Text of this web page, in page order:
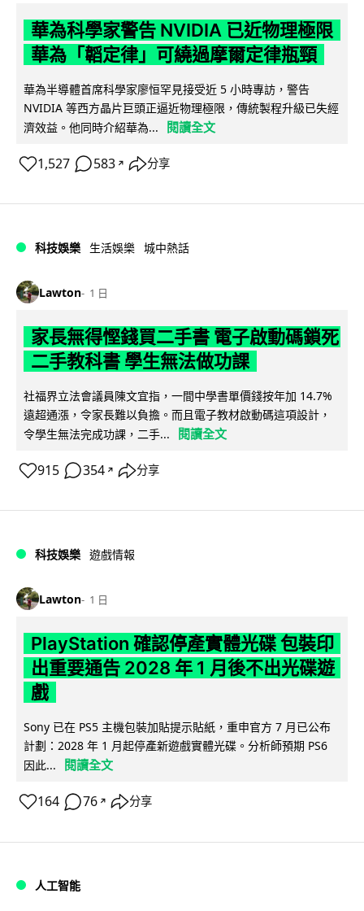
華為科學家警告 NVIDIA 已近物理極限
華為「韜定律」可繞過摩爾定律瓶頸
華為半導體首席科學家廖恒罕見接受近 5 小時專訪，警告
NVIDIA 等西方晶片巨頭正逼近物理極限，傳統製程升級已失經
濟效益。他同時介紹華為...
閱讀全文
1,527 583 ↗ 分享
科技娛樂 生活娛樂 城中熱話
Lawton 1 日
家長無得慳錢買二手書 電子啟動碼鎖死
二手教科書 學生無法做功課
社福界立法會議員陳文宜指，一間中學書單價錢按年加 14.7%
遠超通漲，令家長難以負擔。而且電子教材啟動碼這項設計，
令學生無法完成功課，二手...
閱讀全文
915 354 ↗ 分享
科技娛樂 遊戲情報
Lawton 1 日
PlayStation 確認停產實體光碟 包裝印
出重要通告 2028 年 1 月後不出光碟遊
戲
Sony 已在 PS5 主機包裝加貼提示貼紙，重申官方 7 月已公布
計劃：2028 年 1 月起停產新遊戲實體光碟。分析師預期 PS6
因此...
閱讀全文
164 76 ↗ 分享
人工智能